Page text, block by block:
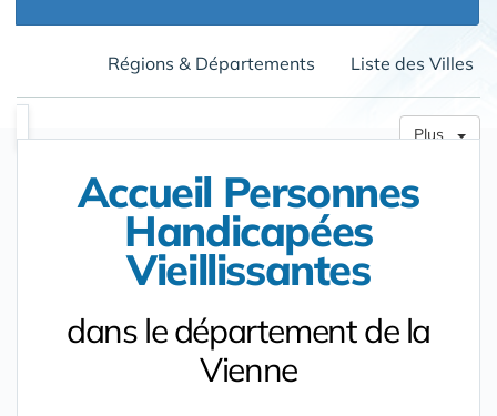
Régions & Départements Liste des Villes
Plus
Accueil Personnes
Handicapées
Vieillissantes
dans le département de la
Vienne